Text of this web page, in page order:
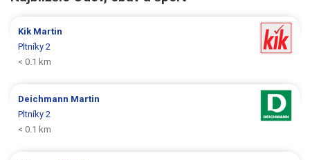
Kik Martin
Pltníky 2
< 0.1 km
Deichmann Martin
Pltníky 2
< 0.1 km